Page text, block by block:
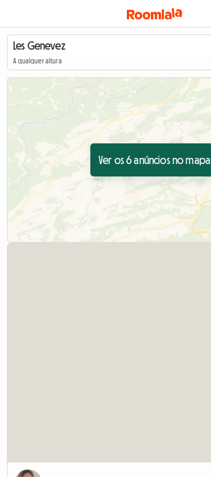
A qualquer altura
Ver os 6 anúncios no mapa